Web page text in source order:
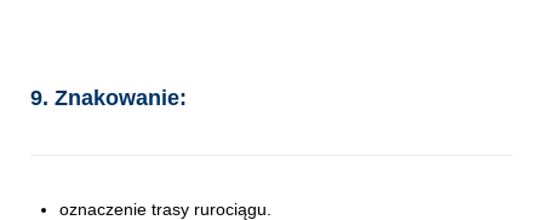
9. Znakowanie:
oznaczenie trasy rurociągu.